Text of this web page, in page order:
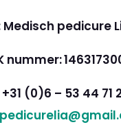
pedicure
nummer:
(0)6 – 53 44 71